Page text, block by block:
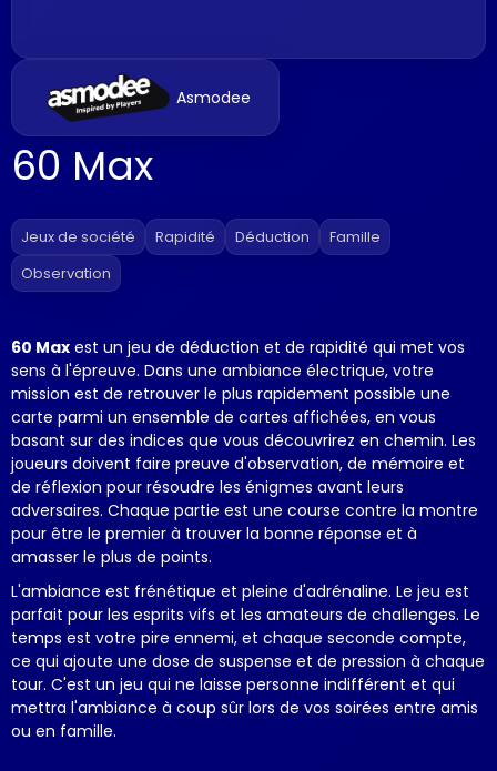
Asmodee
60 Max
Jeux de société Rapidité Déduction
Famille
Observation
60 Max est un jeu de déduction et de rapidité qui met vos
sens à l'épreuve. Dans une ambiance électrique, votre
mission est de retrouver le plus rapidement possible une
carte parmi un ensemble de cartes affichées, en vous
basant sur des indices que vous découvrirez en chemin. Les
joueurs doivent faire preuve d'observation, de mémoire et
de réflexion pour résoudre les énigmes avant leurs
adversaires. Chaque partie est une course contre la montre
pour être le premier à trouver la bonne réponse et à
amasser le plus de points.
L'ambiance est frénétique et pleine d'adrénaline. Le jeu est
parfait pour les esprits vifs et les amateurs de challenges. Le
temps est votre pire ennemi, et chaque seconde compte,
ce qui ajoute une dose de suspense et de pression à chaque
tour. C'est un jeu qui ne laisse personne indifférent et qui
mettra l'ambiance à coup sûr lors de vos soirées entre amis
ou en famille.